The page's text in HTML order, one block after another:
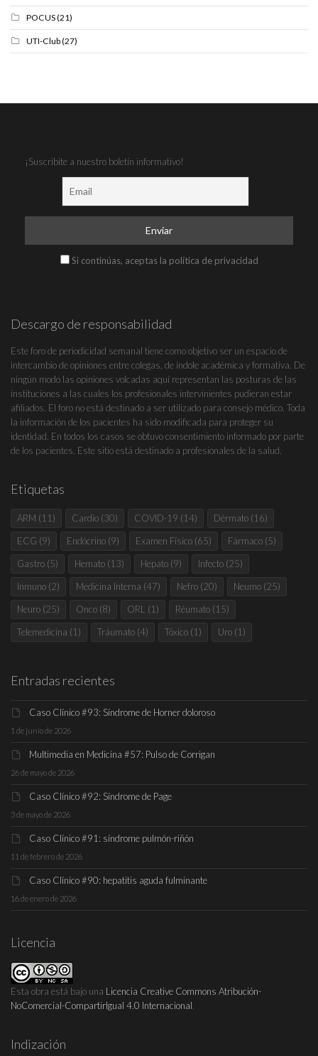
POCUS(21)
UTI-Club(27)
¡Suscribite a nuestro boletín informativo!
Si continúas, aceptas la política de privacidad
Descargo de responsabilidad
Este foro de periodicidad semanal tiene como objetivo ser un espacio de
intercambio de opiniones entre colegas, de índole académica y formativa. De
ningún modo las opiniones volcadas aquí representan las posturas de las
instituciones a las cuales los profesionales intervinientes pudieran estar
afiliados. El foro no está destinado a ser utilizado para consejo médico. Toda
la información de los pacientes ha sido modificada para proteger su
identidad. En todos los casos se obtuvo consentimiento informado por parte
de los pacientes. Este sitio está destinado a profesionales de la salud.
Etiquetas
ARM (11) Cardio (30) COVID-19 (14) Dérmato (16)
ECG (9) Endócrino (9) Examen Físico (65) Fármaco (5)
Gastro (5) Hemato (13) Hepato (9) Infecto (25)
Inmuno (2) Medicina Interna (47) Nefro (20) Neumo (25)
Neuro (25) Onco (8) ORL (1) Réumato (15)
Telemedicina (1) Tráumato (4) Tóxico (1) Uro (1)
Entradas recientes
Caso Clínico #93: Síndrome de Horner doloroso
1 de junio de 2026
Multimedia en Medicina #57: Pulso de Corrigan
26 de mayo de 2026
Caso Clínico #92: Síndrome de Page
3 de mayo de 2026
Caso Clínico #91: síndrome pulmón-riñón
11 de febrero de 2026
Caso Clínico #90: hepatitis aguda fulminante
16 de enero de 2026
Licencia
Esta obra está bajo una Licencia Creative Commons Atribución-
NoComercial-CompartirIgual 4.0 Internacional
Indización